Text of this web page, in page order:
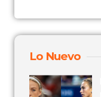
Lo Nuevo